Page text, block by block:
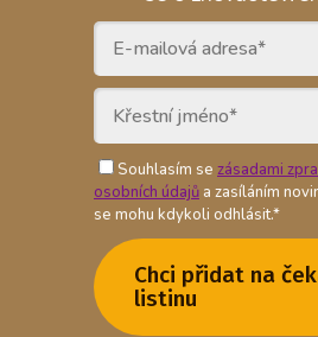
Souhlasím se zásadami
osobních údajů a zasíláním
se mohu kdykoli odhlásit.*
Chci přidat na
listinu